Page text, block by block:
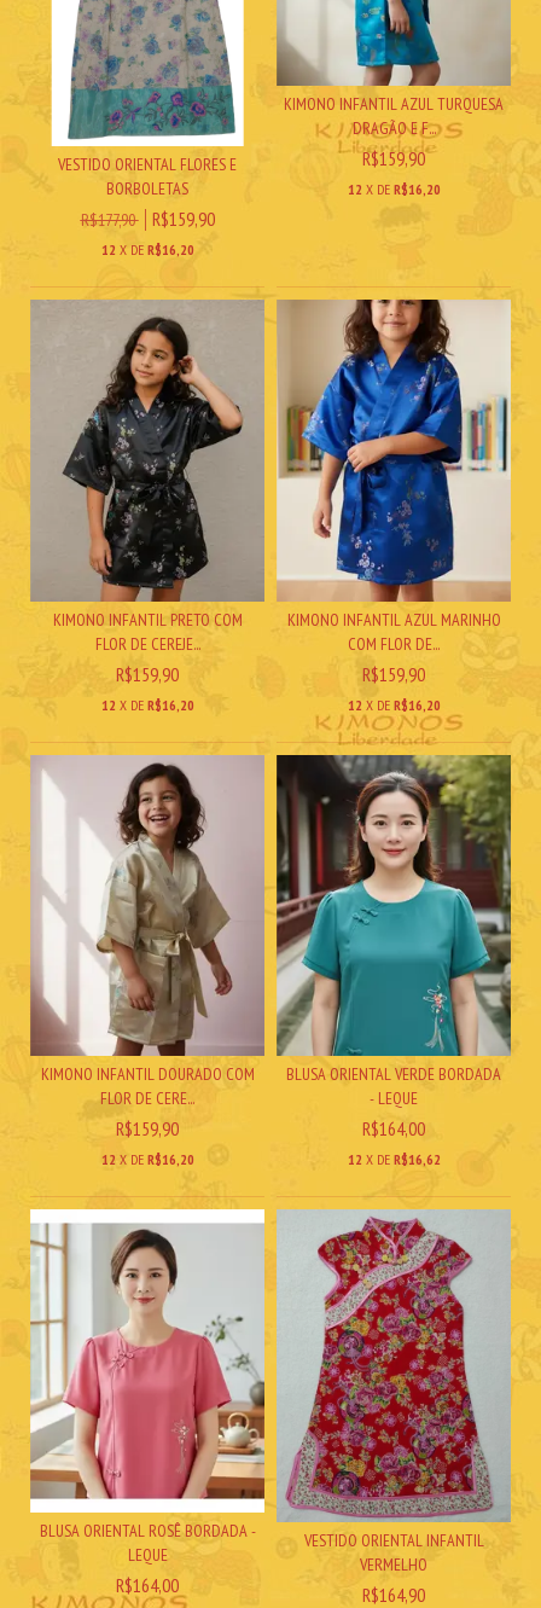
VESTIDO ORIENTAL FLORES E
BORBOLETAS
R$177,90
R$159,90
12 X DE R$16,20
KIMONO INFANTIL AZUL TURQUESA
DRAGÃO E F...
R$159,90
12 X DE R$16,20
KIMONO INFANTIL PRETO COM
FLOR DE CEREJE...
R$159,90
12 X DE R$16,20
KIMONO INFANTIL AZUL MARINHO
COM FLOR DE...
R$159,90
12 X DE R$16,20
KIMONO INFANTIL DOURADO COM
FLOR DE CERE...
R$159,90
12 X DE R$16,20
BLUSA ORIENTAL VERDE BORDADA
- LEQUE
R$164,00
12 X DE R$16,62
BLUSA ORIENTAL ROSÊ BORDADA -
LEQUE
R$164,00
VESTIDO ORIENTAL INFANTIL
VERMELHO
R$164,90